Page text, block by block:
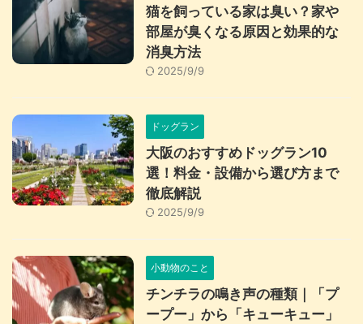
猫を飼っている家は臭い？家や
部屋が臭くなる原因と効果的な
消臭方法
2025/9/9
ドッグラン
大阪のおすすめドッグラン10
選！料金・設備から選び方まで
徹底解説
2025/9/9
小動物のこと
チンチラの鳴き声の種類｜「プ
ープー」から「キューキュー」